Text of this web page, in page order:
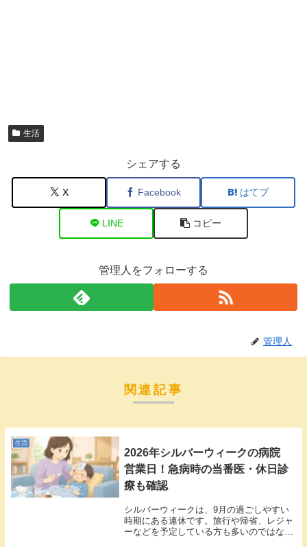
生活
シェアする
X Facebook はてブ
LINE コピー
管理人をフォローする
管理人
関連記事
生活
2026年シルバーウィークの病院
営業日！急病時の当番医・休日診
療も確認
シルバーウィークは、9月の過ごしやすい
時期にある連休です。旅行や帰省、レジャ
ーなどを予定している方も多いのではない